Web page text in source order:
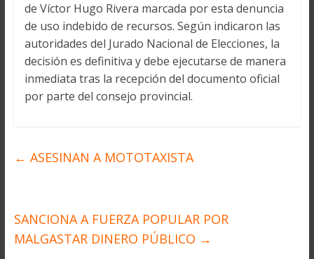
de Víctor Hugo Rivera marcada por esta denuncia
de uso indebido de recursos. Según indicaron las
autoridades del Jurado Nacional de Elecciones, la
decisión es definitiva y debe ejecutarse de manera
inmediata tras la recepción del documento oficial
por parte del consejo provincial.
← ASESINAN A MOTOTAXISTA
SANCIONA A FUERZA POPULAR POR
MALGASTAR DINERO PÚBLICO →